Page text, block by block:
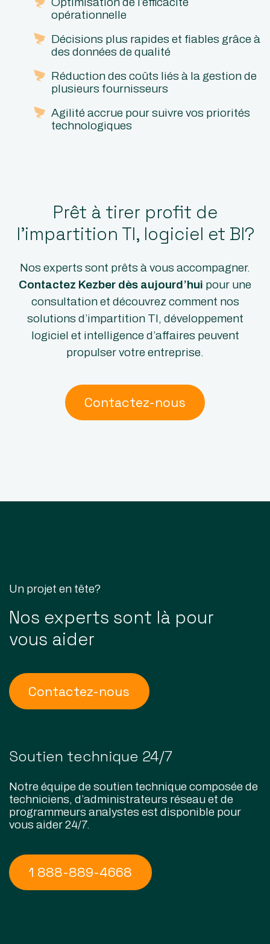
opérationnelle
Décisions plus rapides et fiables grâce à
des données de qualité
Réduction des coûts liés à la gestion de
plusieurs fournisseurs
Agilité accrue pour suivre vos priorités
technologiques
Prêt à tirer profit de
l’impartition TI, logiciel et BI?
Nos experts sont prêts à vous accompagner.
Contactez Kezber dès aujourd’hui pour une
consultation et découvrez comment nos
solutions d’impartition TI, développement
logiciel et intelligence d’affaires peuvent
propulser votre entreprise.
Contactez-nous
Un projet en tête?
Nos experts sont là pour
vous aider
Contactez-nous
Soutien technique 24/7
Notre équipe de soutien technique composée de
techniciens, d’administrateurs réseau et de
programmeurs analystes est disponible pour
vous aider 24/7.
1 888-889-4668